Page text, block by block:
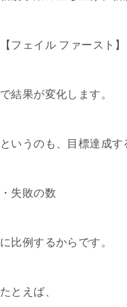
【フェイル ファースト】
で結果が変化します。
というのも、目標達成
・失敗の数
に比例するからです。
たとえば、